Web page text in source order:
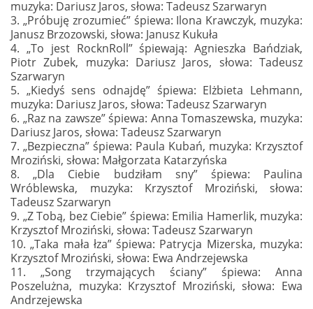
muzyka: Dariusz Jaros, słowa: Tadeusz Szarwaryn
3. „Próbuję zrozumieć” śpiewa: Ilona Krawczyk, muzyka:
Janusz Brzozowski, słowa: Janusz Kukuła
4. „To jest RocknRoll” śpiewają: Agnieszka Bańdziak,
Piotr Zubek, muzyka: Dariusz Jaros, słowa: Tadeusz
Szarwaryn
5. „Kiedyś sens odnajdę” śpiewa: Elżbieta Lehmann,
muzyka: Dariusz Jaros, słowa: Tadeusz Szarwaryn
6. „Raz na zawsze” śpiewa: Anna Tomaszewska, muzyka:
Dariusz Jaros, słowa: Tadeusz Szarwaryn
7. „Bezpieczna” śpiewa: Paula Kubań, muzyka: Krzysztof
Mroziński, słowa: Małgorzata Katarzyńska
8. „Dla Ciebie budziłam sny” śpiewa: Paulina
Wróblewska, muzyka: Krzysztof Mroziński, słowa:
Tadeusz Szarwaryn
9. „Z Tobą, bez Ciebie” śpiewa: Emilia Hamerlik, muzyka:
Krzysztof Mroziński, słowa: Tadeusz Szarwaryn
10. „Taka mała łza” śpiewa: Patrycja Mizerska, muzyka:
Krzysztof Mroziński, słowa: Ewa Andrzejewska
11. „Song trzymających ściany” śpiewa: Anna
Poszelużna, muzyka: Krzysztof Mroziński, słowa: Ewa
Andrzejewska